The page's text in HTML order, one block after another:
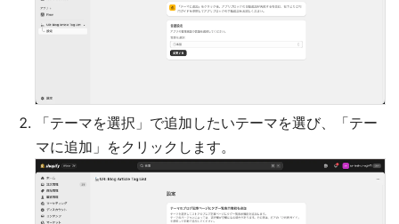
「テーマを選択」で追加したいテーマを選び、「テー
マに追加」をクリックします。